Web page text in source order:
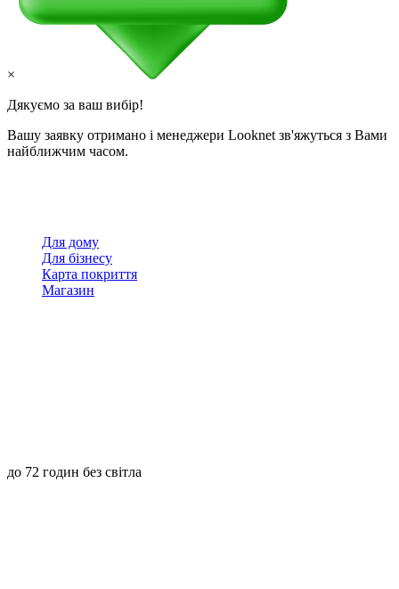
×
Дякуємо за ваш вибір!
Вашу заявку отримано і менеджери Looknet зв'яжуться з Вами
найближчим часом.
Для дому
Для бізнесу
Карта покриття
Магазин
до 72 годин без світла